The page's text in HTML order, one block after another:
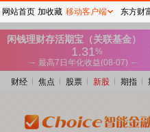
财经 焦点 股票 新股 期指
网站首页 加收藏 移动客户端 东方财